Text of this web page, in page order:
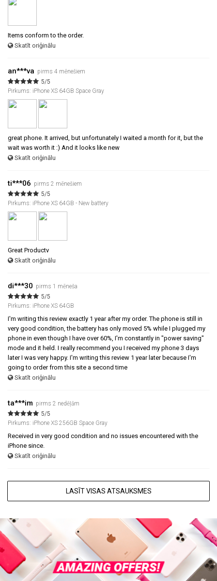
Items conform to the order.
Skatīt oriģinālu
an***va pirms 4 mēnešiem
5/5
Pirkums: iPhone XS 64GB Space Gray
great phone. It arrived, but unfortunately I waited a month for it, but the
wait was worth it :) And it looks like new
Skatīt oriģinālu
ti***06 pirms 2 mēnešiem
5/5
Pirkums: iPhone XS 64GB - New battery
Great Productv
Skatīt oriģinālu
di***30 pirms 1 mēneša
5/5
Pirkums: iPhone XS 64GB
I'm writing this review exactly 1 year after my order. The phone is still in
very good condition, the battery has only moved 5% while I plugged my
phone in even though I have over 60%, I'm constantly in "power saving"
mode and it held. I really recommend you I received my phone 3 days
later I was very happy. I'm writing this review 1 year later because I'm
going to order from this site a second time
Skatīt oriģinālu
ta***im pirms 2 nedēļām
5/5
Pirkums: iPhone XS 256GB Space Gray
Received in very good condition and no issues encountered with the
iPhone since.
Skatīt oriģinālu
LASĪT VISAS ATSAUKSMES